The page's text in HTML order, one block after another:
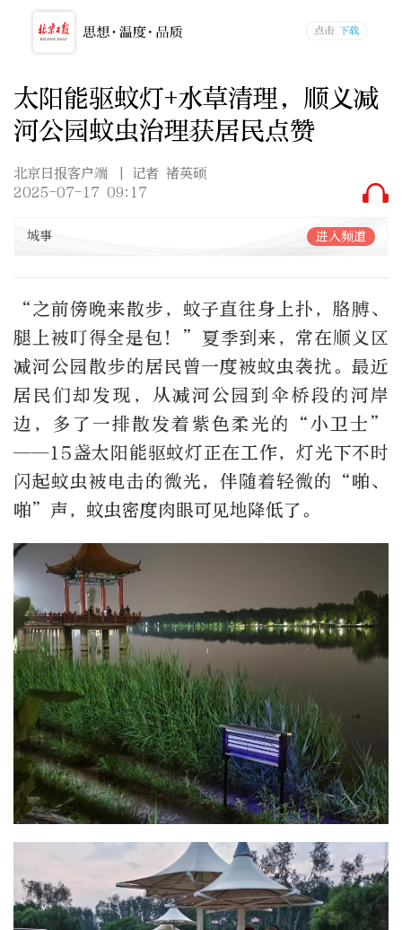
太阳能驱蚊灯+水草清理，顺义减
河公园蚊虫治理获居民点赞
北京日报客户端
| 记者 褚英硕
2025-07-17 09:17
城事 进入频道
“之前傍晚来散步，蚊子直往身上扑，胳膊、
腿上被叮得全是包！”夏季到来，常在顺义区
减河公园散步的居民曾一度被蚊虫袭扰。最近
居民们却发现，从减河公园到伞桥段的河岸
边，多了一排散发着紫色柔光的“小卫士”
——15盏太阳能驱蚊灯正在工作，灯光下不时
闪起蚊虫被电击的微光，伴随着轻微的“啪、
啪”声，蚊虫密度肉眼可见地降低了。